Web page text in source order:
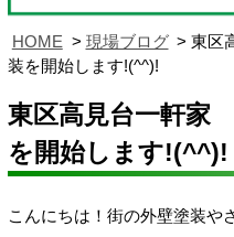
HOME 現場ブログ
東区
装を開始します!(^^)!
東区高見台一軒家
を開始します!(^^)!
こんにちは！街の外壁塗装や